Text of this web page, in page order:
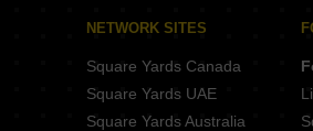
Path Lucknow
Lucknow
Nagar Lucknow
NETWORK SITES
Square Yards Canada
Square Yards UAE
Square Yards Australia